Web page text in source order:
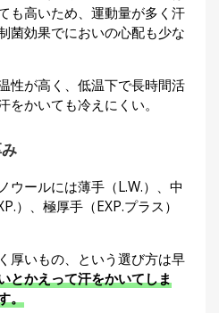
も高いため、運動量が多く汗
菌効果でにおいの心配も少な
性が高く、低温下で長時間活
かいても冷えにくい。
ウールには薄手（L.W.）、中
）、極厚手（EXP.プラス）
厚いもの、という選び方は早
とかえって汗をかいてしま
。